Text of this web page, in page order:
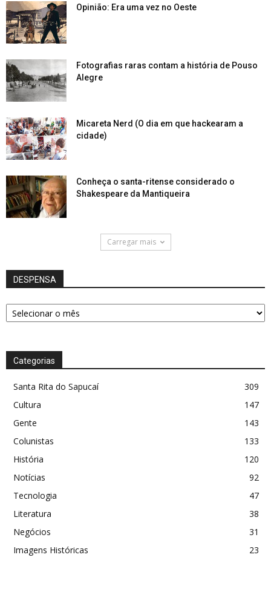
Opinião: Era uma vez no Oeste
Fotografias raras contam a história de Pouso
Alegre
Micareta Nerd (O dia em que hackearam a
cidade)
Conheça o santa-ritense considerado o
Shakespeare da Mantiqueira
Carregar mais
DESPENSA
DESPENSA
Categorias
Santa Rita do Sapucaí
309
Cultura
147
Gente
143
Colunistas
133
História
120
Notícias
92
Tecnologia
47
Literatura
38
Negócios
31
Imagens Históricas
23